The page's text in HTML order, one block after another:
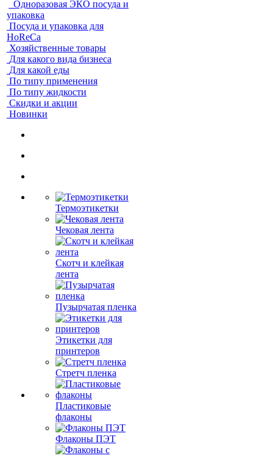
Одноразовая ЭКО посуда и
упаковка
Посуда и упаковка для
HoReCa
Хозяйственные товары
Для какого вида бизнеса
Для какой еды
По типу применения
По типу жидкости
Скидки и акции
Новинки
Термоэтикетки
Чековая лента
Скотч и клейкая
лента
Пузырчатая пленка
Этикетки для
принтеров
Стретч пленка
Пластиковые
флаконы
Флаконы ПЭТ